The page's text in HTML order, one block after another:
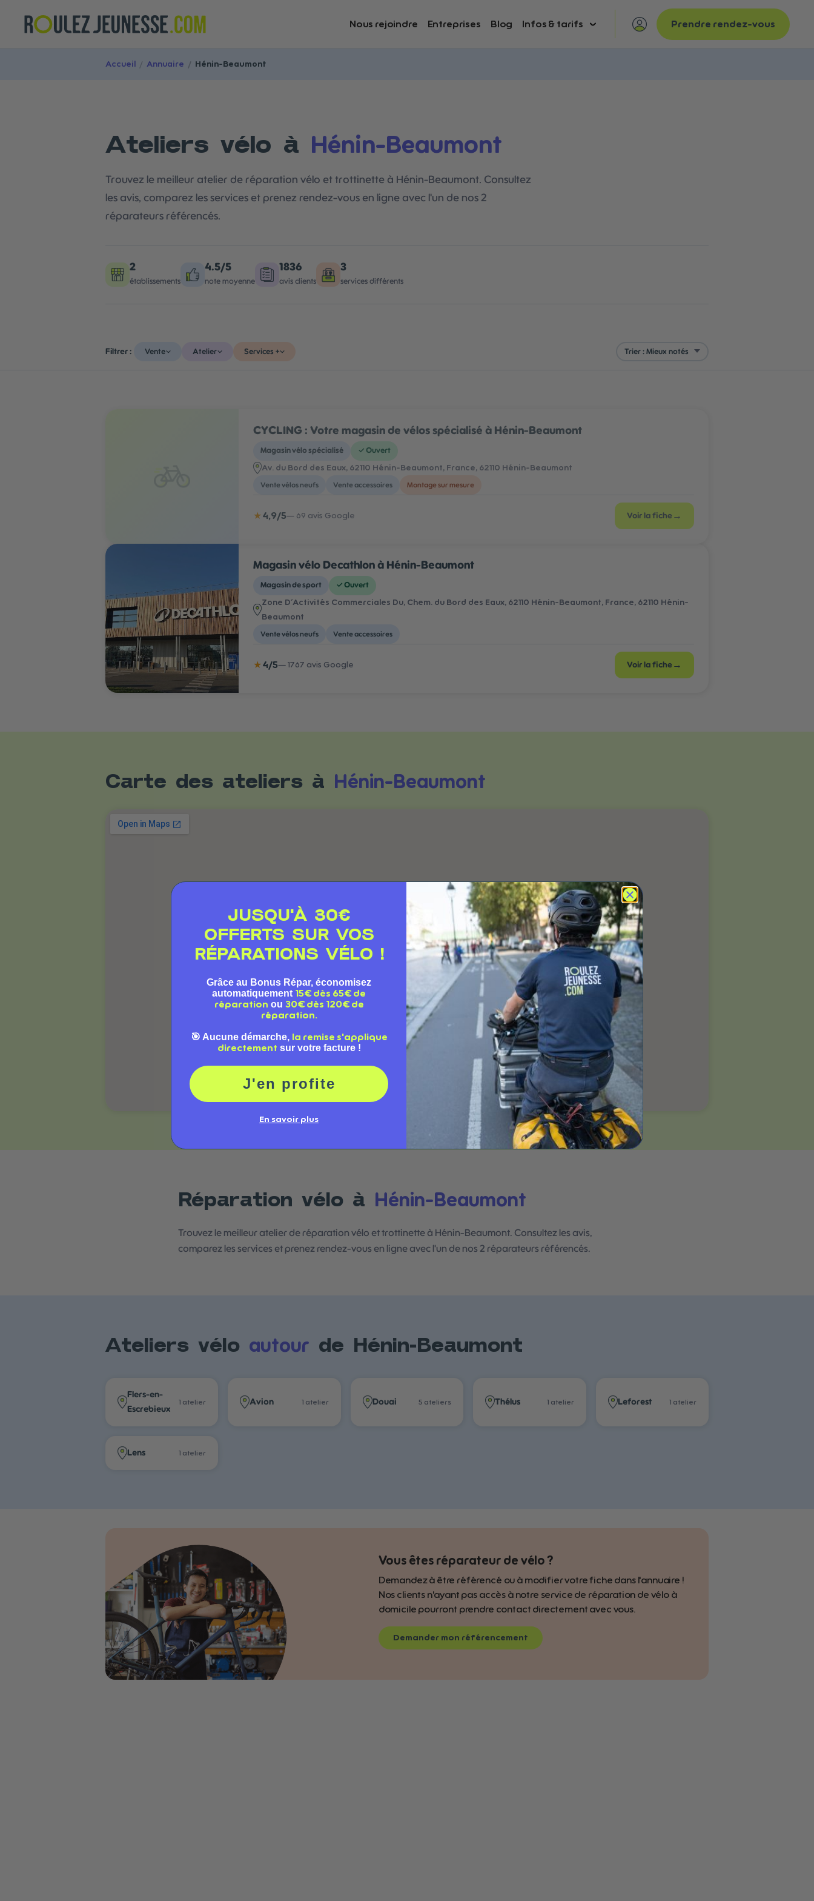
Nous rejoindre Entreprises Blog Infos & tarifs Prendre rendez-vous
Accueil / Annuaire / Hénin-Beaumont
Ateliers vélo à Hénin-Beaumont
Trouvez le meilleur atelier de réparation vélo et trottinette à Hénin-Beaumont. Consultez
les avis, comparez les services et prenez rendez-vous en ligne avec l'un de nos 2
réparateurs référencés.
2
établissements
4.5/5
note moyenne
1836
avis clients
3
services différents
Filtrer : Vente Atelier Services +
CYCLING : Votre magasin de vélos spécialisé à Hénin-Beaumont
Magasin vélo spécialisé ✓ Ouvert
Av. du Bord des Eaux, 62110 Hénin-Beaumont, France, 62110 Hénin-Beaumont
Vente vélos neufs Vente accessoires Montage sur mesure
★4,9/5— 69 avis Google Voir la fiche →
Magasin vélo Decathlon à Hénin-Beaumont
Magasin de sport ✓ Ouvert
Zone D´Activités Commerciales Du, Chem. du Bord des Eaux, 62110 Hénin-Beaumont, France, 62110 Hénin-
Beaumont
Vente vélos neufs Vente accessoires
★4/5— 1767 avis Google Voir la fiche →
Carte des ateliers à Hénin-Beaumont
Réparation vélo à Hénin-Beaumont
Trouvez le meilleur atelier de réparation vélo et trottinette à Hénin-Beaumont. Consultez les avis,
comparez les services et prenez rendez-vous en ligne avec l'un de nos 2 réparateurs référencés.
Ateliers vélo autour de Hénin-Beaumont
Flers-en-
Escrebieux
1 atelier Avion 1 atelier Douai 5 ateliers Thélus 1 atelier Leforest 1 atelier
Lens 1 atelier
Vous êtes réparateur de vélo ?
Demandez à être référencé ou à modifier votre fiche dans l'annuaire !
Nos clients n'ayant pas accès à notre service de réparation de vélo à
domicile pourront prendre contact directement avec vous.
Demander mon référencement
JUSQU'À 30€
OFFERTS SUR VOS
RÉPARATIONS VÉLO !
Grâce au Bonus Répar, économisez
automatiquement 15€ dès 65€ de
réparation ou 30€ dès 120€ de
réparation.
🎯 Aucune démarche, la remise s'applique
directement sur votre facture !
J'en profite
En savoir plus